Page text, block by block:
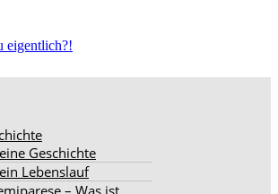
eigentlich?!
Geschichte
Lebenslauf
– Was ist